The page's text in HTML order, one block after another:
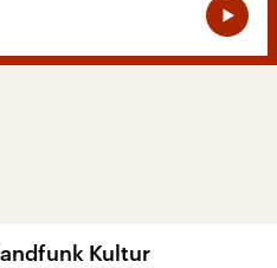
Kultur